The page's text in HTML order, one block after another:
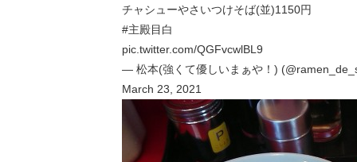
チャシューやさいつけそば(並)1150円
#主殿目白
pic.twitter.com/QGFvcwlBL9
— 松本(強くて優しいまぁや！)
March 23, 2021